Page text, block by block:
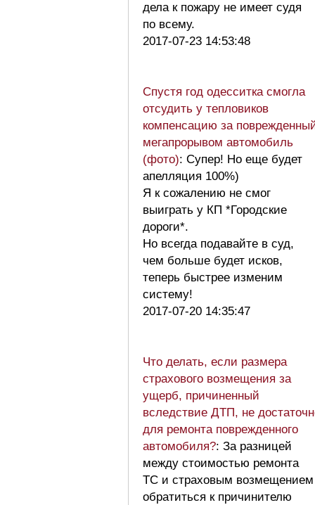
дела к пожару не имеет судя
по всему.
2017-07-23 14:53:48
Спустя год одесситка смогла
отсудить у тепловиков
компенсацию за
мегапрорывом автомобиль
(фото): Супер! Но еще будет
апелляция 100%)
Я к сожалению не смог
выиграть у КП *Городские
дороги*.
Но всегда подавайте в суд,
чем больше будет исков,
теперь быстрее изменим
систему!
2017-07-20 14:35:47
Что делать, если размера
страхового возмещения за
ущерб, причиненный
вследствие ДТП, не
для ремонта поврежденного
автомобиля?: За разницей
между стоимостью ремонта
ТС и страховым возмещением
обратиться к причинителю